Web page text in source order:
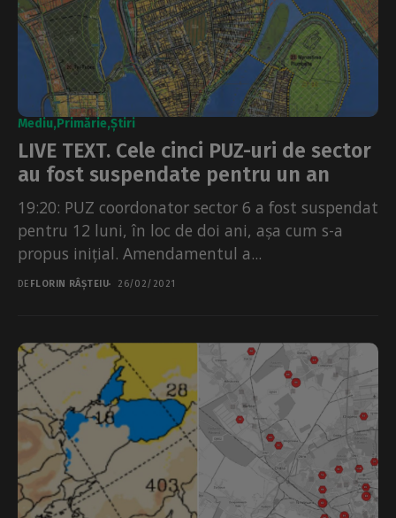
Mediu Primărie Știri
LIVE TEXT. Cele cinci PUZ-uri de sector
au fost suspendate pentru un an
19:20: PUZ coordonator sector 6 a fost suspendat
pentru 12 luni, în loc de doi ani, așa cum s-a
propus inițial. Amendamentul a...
DE FLORIN RÂȘTEIU 26/02/2021